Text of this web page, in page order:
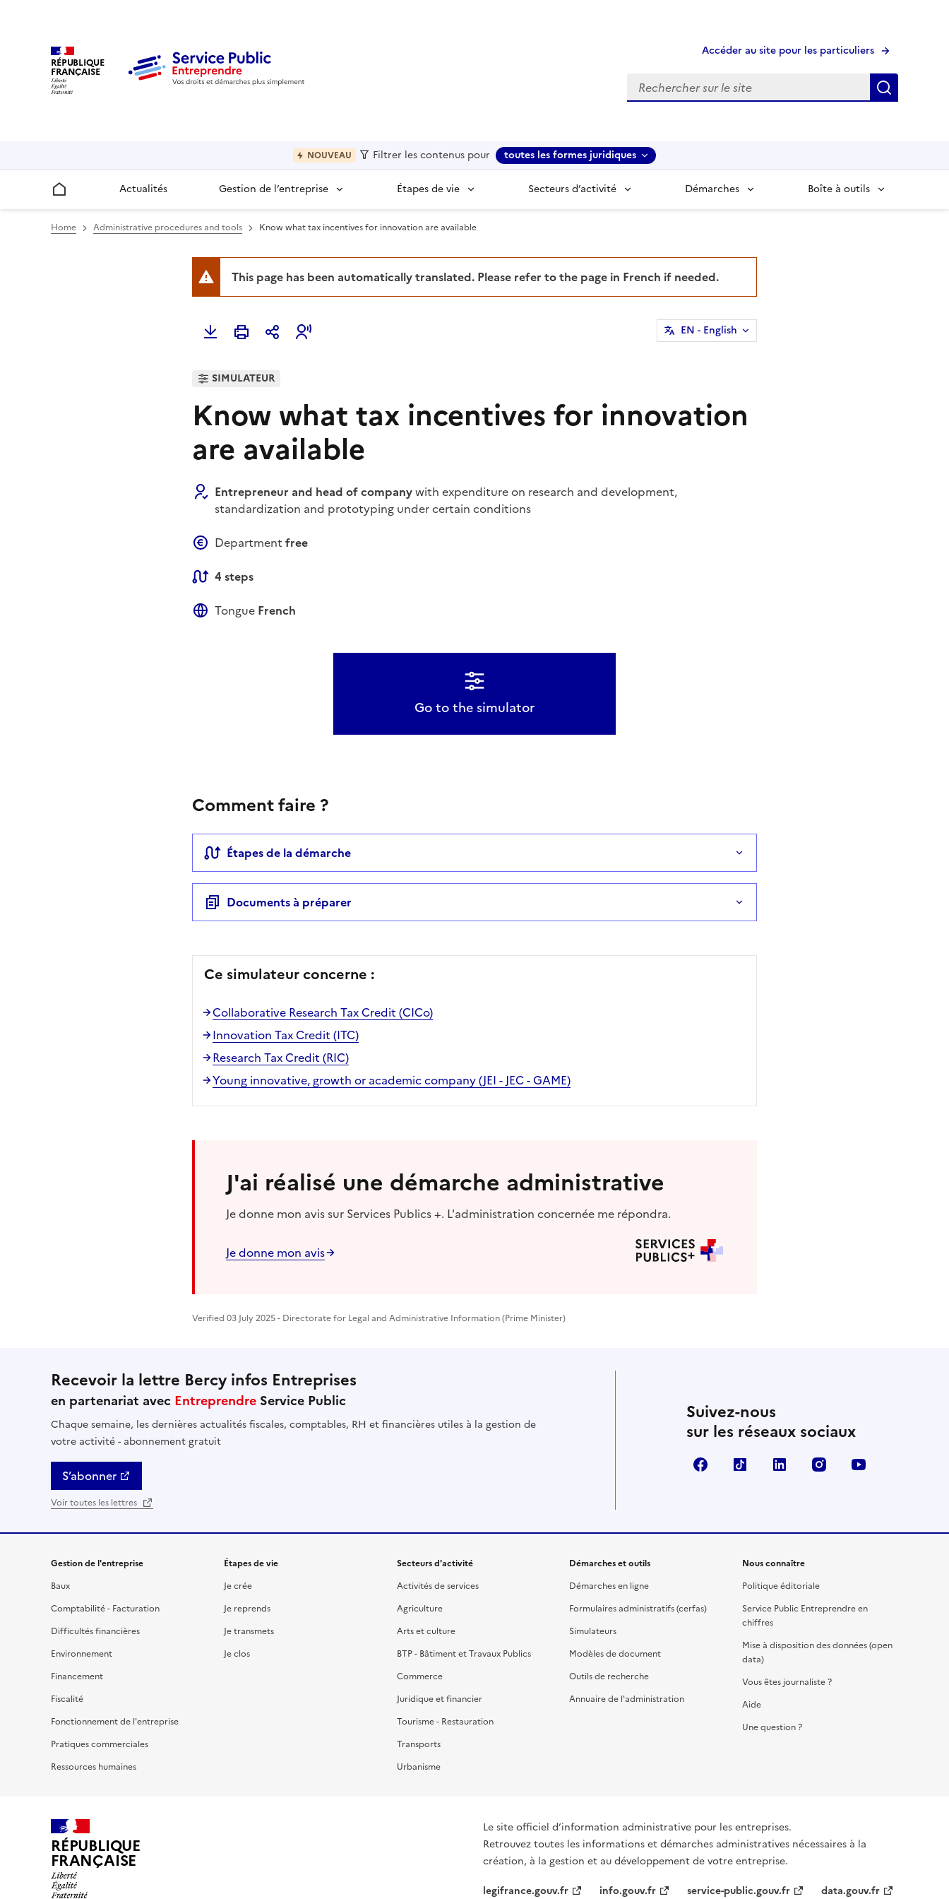
RÉPUBLIQUE
FRANÇAISE
Accéder au site pour les particuliers
Recherche
NOUVEAU Filtrer les contenus pour toutes les formes juridiques
Accueil Actualités Gestion de l’entreprise Étapes de vie Secteurs d’activité Démarches Boîte à outils
Home Administrative procedures and tools Know what tax incentives for innovation are available
This page has been automatically translated. Please refer to the page in French if needed.
EN - English
SIMULATEUR
Know what tax incentives for innovation
are available
Entrepreneur and head of companywith expenditure on research and development,
standardization and prototyping under certain conditions
Department free
4 steps
Tongue French
Go to the simulator
Comment faire ?
Étapes de la démarche
Documents à préparer
Ce simulateur concerne :
Collaborative Research Tax Credit (CICo)
Innovation Tax Credit (ITC)
Research Tax Credit (RIC)
Young innovative, growth or academic company (JEI - JEC - GAME)
J'ai réalisé une démarche administrative
Je donne mon avis sur Services Publics +. L'administration concernée me répondra.
Je donne mon avis
Verified 03 July 2025 - Directorate for Legal and Administrative Information (Prime Minister)
Recevoir la lettre Bercy infos Entreprises
en partenariat avec Entreprendre Service Public
Chaque semaine, les dernières actualités fiscales, comptables, RH et financières utiles à la gestion de
votre activité - abonnement gratuit
S’abonner
Voir toutes les lettres
Suivez-nous
sur les réseaux sociaux
FacebookTikTok Linkedin Instagram
Gestion de l'entreprise
Baux
Comptabilité - Facturation
Difficultés financières
Environnement
Financement
Fiscalité
Fonctionnement de l'entreprise
Pratiques commerciales
Ressources humaines
Étapes de vie
Je crée
Je reprends
Je transmets
Je clos
Secteurs d'activité
Activités de services
Agriculture
Arts et culture
BTP - Bâtiment et Travaux Publics
Commerce
Juridique et financier
Tourisme - Restauration
Transports
Urbanisme
Démarches et outils
Démarches en ligne
Formulaires administratifs (cerfas)
Simulateurs
Modèles de document
Outils de recherche
Annuaire de l'administration
Nous connaître
Politique éditoriale
Service Public Entreprendre en
chiffres
Mise à disposition des données (open
data)
Vous êtes journaliste ?
Aide
Une question ?
RÉPUBLIQUE
FRANÇAISE
Le site officiel d’information administrative pour les entreprises.
Retrouvez toutes les informations et démarches administratives nécessaires à la
création, à la gestion et au développement de votre entreprise.
legifrance.gouv.fr
info.gouv.fr service-public.gouv.fr data.gouv.fr